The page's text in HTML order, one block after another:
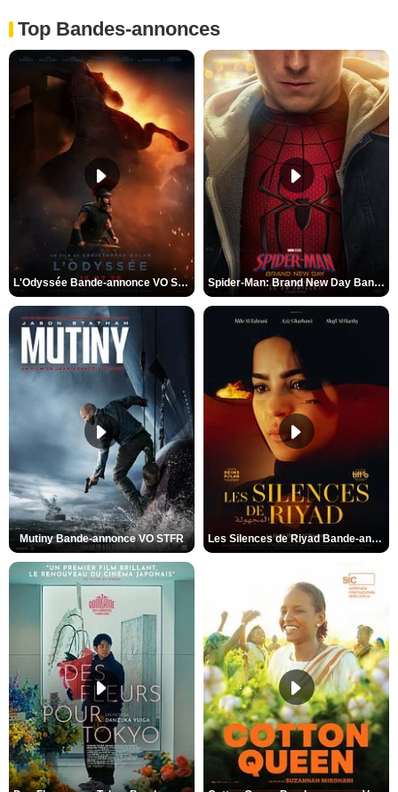
Top Bandes-annonces
L'Odyssée Bande-annonce VO STFR Spider-Man: Brand New Day Bande-annonce VO STFR
Mutiny Bande-annonce VO STFR Les Silences de Riyad Bande-annonce VO STFR